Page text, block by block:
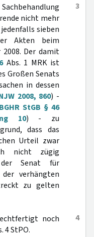
3
nicht mehr
sieben
Akten beim
Der damit
6Abs. 1 MRK ist
Großen Senats
in dessen
2008, 860) -
BGHR StGB § 46
10) - zu
dass das
Urteil zwar
nicht zügig
Senat für
verhängten
zu gelten
4
noch
4 StPO.